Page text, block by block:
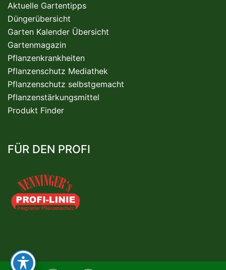
Aktuelle Gartentipps
Düngerübersicht
Garten Kalender Übersicht
Gartenmagazin
Pflanzenkrankheiten
Pflanzenschutz Mediathek
Pflanzenschutz selbstgemacht
Pflanzenstärkungsmittel
Produkt Finder
FÜR DEN PROFI